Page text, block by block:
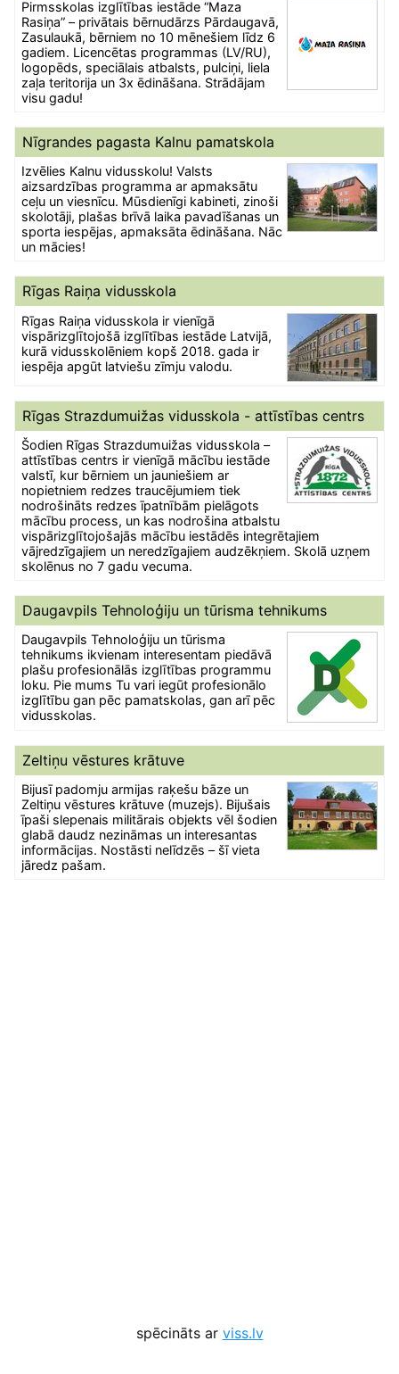
Pirmsskolas izglītības iestāde “Maza
Rasiņa” – privātais bērnudārzs Pārdaugavā,
Zasulaukā, bērniem no 10 mēnešiem līdz 6
gadiem. Licencētas programmas (LV/RU),
logopēds, speciālais atbalsts, pulciņi, liela
zaļa teritorija un 3x ēdināšana. Strādājam
visu gadu!
Nīgrandes pagasta Kalnu pamatskola
Izvēlies Kalnu vidusskolu! Valsts
aizsardzības programma ar apmaksātu
ceļu un viesnīcu. Mūsdienīgi kabineti, zinoši
skolotāji, plašas brīvā laika pavadīšanas un
sporta iespējas, apmaksāta ēdināšana. Nāc
un mācies!
Rīgas Raiņa vidusskola
Rīgas Raiņa vidusskola ir vienīgā
vispārizglītojošā izglītības iestāde Latvijā,
kurā vidusskolēniem kopš 2018. gada ir
iespēja apgūt latviešu zīmju valodu.
Rīgas Strazdumuižas vidusskola - attīstības centrs
Šodien Rīgas Strazdumuižas vidusskola –
attīstības centrs ir vienīgā mācību iestāde
valstī, kur bērniem un jauniešiem ar
nopietniem redzes traucējumiem tiek
nodrošināts redzes īpatnībām pielāgots
mācību process, un kas nodrošina atbalstu
vispārizglītojošajās mācību iestādēs integrētajiem
vājredzīgajiem un neredzīgajiem audzēkņiem. Skolā uzņem
skolēnus no 7 gadu vecuma.
Daugavpils Tehnoloģiju un tūrisma tehnikums
Daugavpils Tehnoloģiju un tūrisma
tehnikums ikvienam interesentam piedāvā
plašu profesionālās izglītības programmu
loku. Pie mums Tu vari iegūt profesionālo
izglītību gan pēc pamatskolas, gan arī pēc
vidusskolas.
Zeltiņu vēstures krātuve
Bijusī padomju armijas raķešu bāze un
Zeltiņu vēstures krātuve (muzejs). Bijušais
īpaši slepenais militārais objekts vēl šodien
glabā daudz nezināmas un interesantas
informācijas. Nostāsti nelīdzēs – šī vieta
jāredz pašam.
spēcināts ar viss.lv